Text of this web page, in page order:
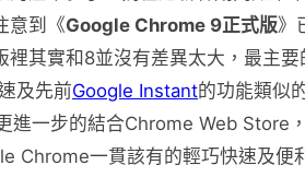
意到《Google Chrome 9正式版》
裡其實和8並沒有差異太大，最主
及先前Google Instant的功能類似
進一步的結合Chrome Web Store
Chrome一貫該有的輕巧快速及便